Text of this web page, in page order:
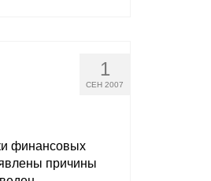
1
СЕН 2007
финансовых
причины